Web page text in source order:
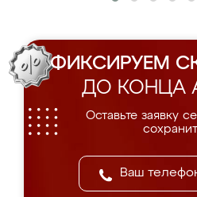
ФИКСИРУЕМ
ДО КОНЦА
Оставьте заявку